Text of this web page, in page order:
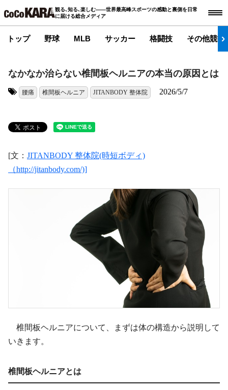
観る､知る､楽しむ――世界最高峰スポーツの感動と裏側を日常
に届ける総合メディア
トップ 野球 MLB サッカー 格闘技 その他競技
なかなか治らない椎間板ヘルニアの本当の原因とは
腰痛 椎間板ヘルニア JITANBODY 整体院 2026/5/7
[文： JITANBODY 整体院(時短ボディ)
（http://jitanbody.com/)]
椎間板ヘルニアについて、まずは体の構造から説明して
いきます。
椎間板ヘルニアとは